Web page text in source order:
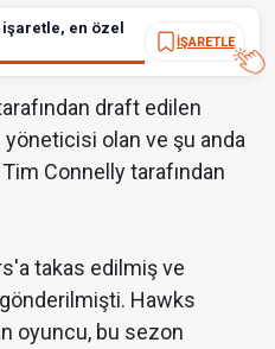
işaretle, en özel
İŞARETLE
draft edilen
olan ve şu anda
Connelly tarafından
takas edilmiş ve
Hawks
oyuncu, bu sezon